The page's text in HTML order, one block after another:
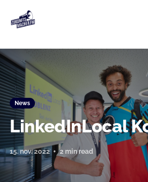
News
LinkedInLocal
15. nov. 2022 2 min read